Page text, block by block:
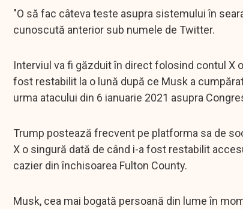
"O să fac câteva teste asupra sistemului în
cunoscută anterior sub numele de Twitter.
Interviul va fi găzduit în direct folosind contul X
fost restabilit la o lună după ce Musk a
urma atacului din 6 ianuarie 2021 asupra
Trump postează frecvent pe platforma sa de
X o singură dată de când i-a fost restabilit
cazier din închisoarea Fulton County.
Musk, cea mai bogată persoană din lume în